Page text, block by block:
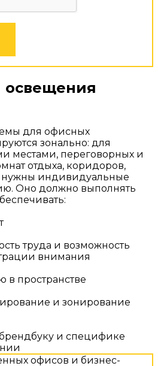
освещения
для офисных
зонально: для
местами, переговорных и
отдыха, коридоров,
нужны индивидуальные
Оно должно выполнять
труда и возможность
внимания
в пространстве
и зонирование
брендбуку и специфике
офисов и бизнес-